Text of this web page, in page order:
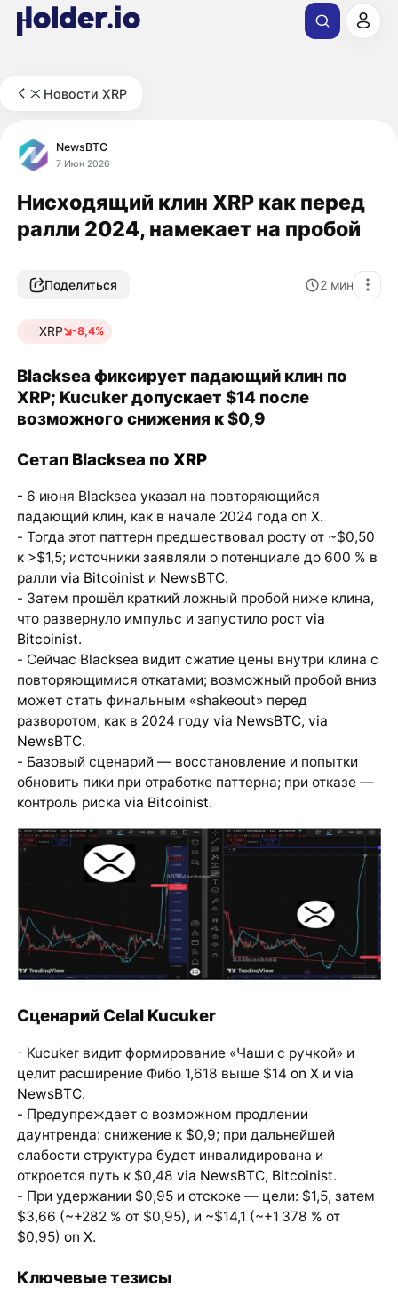
Новости XRP
NewsBTC
7 Июн 2026
Нисходящий клин XRP как перед
ралли 2024, намекает на пробой
Поделиться 2 мин
XRP -8,4%
Blacksea фиксирует падающий клин по
XRP; Kucuker допускает $14 после
возможного снижения к $0,9
Сетап Blacksea по XRP
- 6 июня Blacksea указал на повторяющийся
падающий клин, как в начале 2024 года on X.
- Тогда этот паттерн предшествовал росту от ~$0,50
к >$1,5; источники заявляли о потенциале до 600 % в
ралли via Bitcoinist и NewsBTC.
- Затем прошёл краткий ложный пробой ниже клина,
что развернуло импульс и запустило рост via
Bitcoinist.
- Сейчас Blacksea видит сжатие цены внутри клина с
повторяющимися откатами; возможный пробой вниз
может стать финальным «shakeout» перед
разворотом, как в 2024 году via NewsBTC, via
NewsBTC.
- Базовый сценарий — восстановление и попытки
обновить пики при отработке паттерна; при отказе —
контроль риска via Bitcoinist.
Сценарий Celal Kucuker
- Kucuker видит формирование «Чаши с ручкой» и
целит расширение Фибо 1,618 выше $14 on Xи via
NewsBTC.
- Предупреждает о возможном продлении
даунтренда: снижение к $0,9; при дальнейшей
слабости структура будет инвалидирована и
откроется путь к $0,48 via NewsBTC, Bitcoinist.
- При удержании $0,95 и отскоке — цели: $1,5, затем
$3,66 (~+282 % от $0,95), и ~$14,1 (~+1 378 % от
$0,95) on X.
Ключевые тезисы